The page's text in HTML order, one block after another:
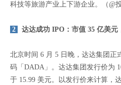
科技等旅游产业上下游企业。（@投
2 达达成功 IPO：市值 35 亿美元
北京时间 6 月 5 日晚，达达集团正
码「DADA」。达达集团发行价为
于 15.99 美元。以发行价来计算，